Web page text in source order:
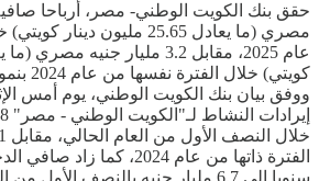
مصري (ما يعادل 25.65 مليون
ووفق بيان بنك الكويت الوطني، يوم أمس